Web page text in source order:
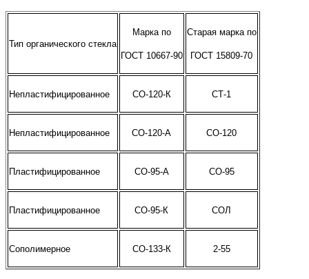
Тип органического стекла
Марка по
ГОСТ 10667-90
Старая марка по
ГОСТ 15809-70
Непластифицированное СО-120-К СТ-1
Непластифицированное СО-120-А СО-120
Пластифицированное СО-95-А СО-95
Пластифицированное СО-95-К СОЛ
Сополимерное СО-133-К 2-55